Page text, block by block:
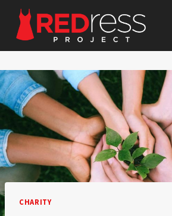
content
CHARITY